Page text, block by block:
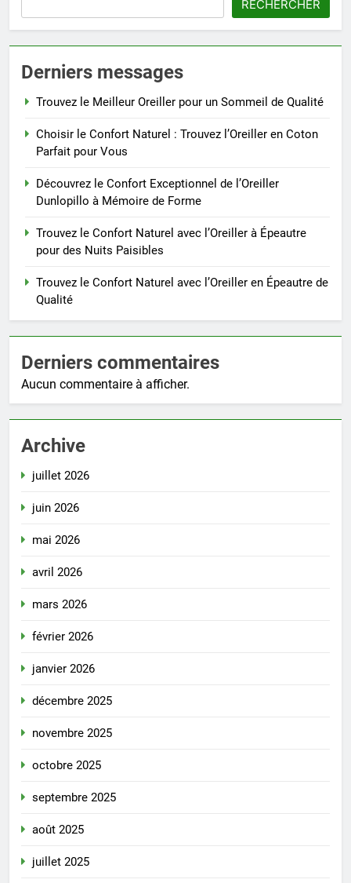
RECHERCHER
Derniers messages
Trouvez le Meilleur Oreiller pour un Sommeil de Qualité
Choisir le Confort Naturel : Trouvez l’Oreiller en Coton
Parfait pour Vous
Découvrez le Confort Exceptionnel de l’Oreiller
Dunlopillo à Mémoire de Forme
Trouvez le Confort Naturel avec l’Oreiller à Épeautre
pour des Nuits Paisibles
Trouvez le Confort Naturel avec l’Oreiller en Épeautre de
Qualité
Derniers commentaires
Aucun commentaire à afficher.
Archive
juillet 2026
juin 2026
mai 2026
avril 2026
mars 2026
février 2026
janvier 2026
décembre 2025
novembre 2025
octobre 2025
septembre 2025
août 2025
juillet 2025